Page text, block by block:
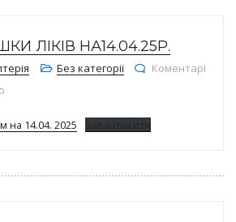
ЛІКІВ НА14.04.25Р.
Без категорії
Коментарі
на 14.04. 2025 Завантажити